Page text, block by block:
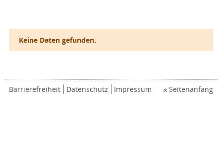
Keine Daten gefunden.
Barrierefreiheit Datenschutz Impressum Seitenanfang